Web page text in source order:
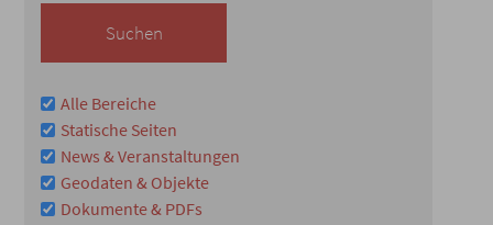
Alle Bereiche
Statische Seiten
News & Veranstaltungen
Geodaten & Objekte
Dokumente & PDFs